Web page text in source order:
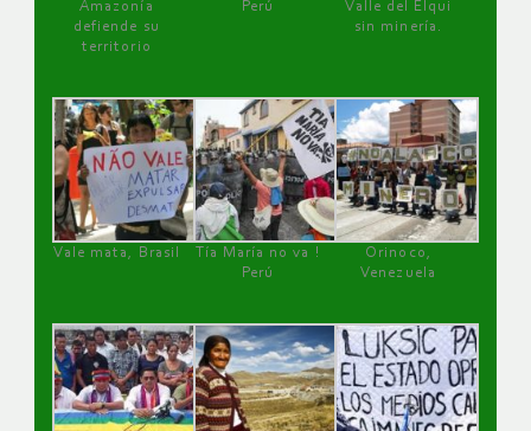
Amazonía
defiende su
territorio
Perú
Valle del Elqui
sin minería.
Vale mata, Brasil
Tía María no va !
Perú
Orinoco,
Venezuela